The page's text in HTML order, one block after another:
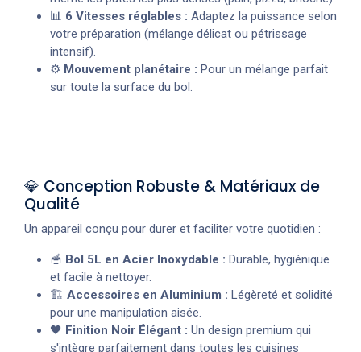
📊 6 Vitesses réglables : Adaptez la puissance selon
votre préparation (mélange délicat ou pétrissage
intensif).
⚙️ Mouvement planétaire : Pour un mélange parfait
sur toute la surface du bol.
💎 Conception Robuste & Matériaux de
Qualité
Un appareil conçu pour durer et faciliter votre quotidien :
🥣 Bol 5L en Acier Inoxydable : Durable, hygiénique
et facile à nettoyer.
🏗️ Accessoires en Aluminium : Légèreté et solidité
pour une manipulation aisée.
🖤 Finition Noir Élégant : Un design premium qui
s'intègre parfaitement dans toutes les cuisines